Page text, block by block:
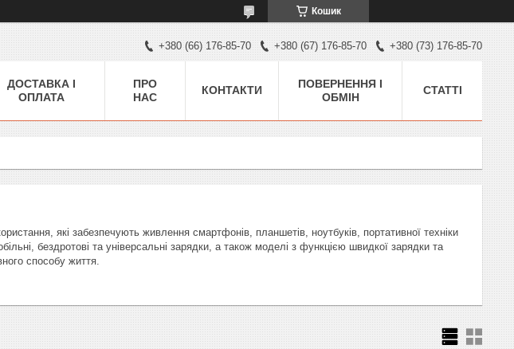
Кошик
+380 (66) 176-85-70 +380 (67) 176-85-70 +380 (73) 176-85-70
ДОСТАВКА І
ОПЛАТА
ПРО
НАС
КОНТАКТИ
ПОВЕРНЕННЯ І
ОБМІН
СТАТТІ
які забезпечують живлення смартфонів, планшетів, ноутбуків, портативної техніки
бездротові та універсальні зарядки, а також моделі з функцією швидкої зарядки та
способу життя.